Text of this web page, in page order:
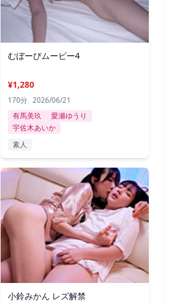
むぼーびムービー4
¥1,280
170分 2026/06/21
有馬美玖
愛瀬ゆうり
宇佐木あいか
素人
小鈴みかん レズ解禁